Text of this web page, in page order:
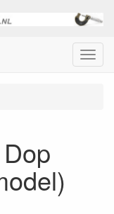
Menu